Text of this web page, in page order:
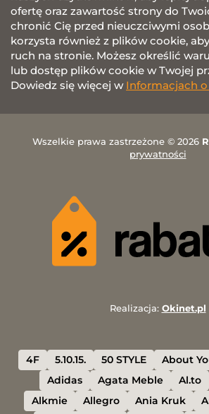
ofertę oraz zawartość strony do
chronić Cię przed nieuczciwymi
korzysta również z plików cookie,
ruch na stronie. Możesz określić
lub dostęp plików cookie w Twojej
Dowiedz się więcej w Informacjach o
Wszelkie prawa zastrzeżone © 2026
prywatności
Realizacja: Okinet.pl
4F 5.10.15. 50 STYLE About
Adidas
Agata Meble Al.to
Alkmie
Allegro Ania Kruk